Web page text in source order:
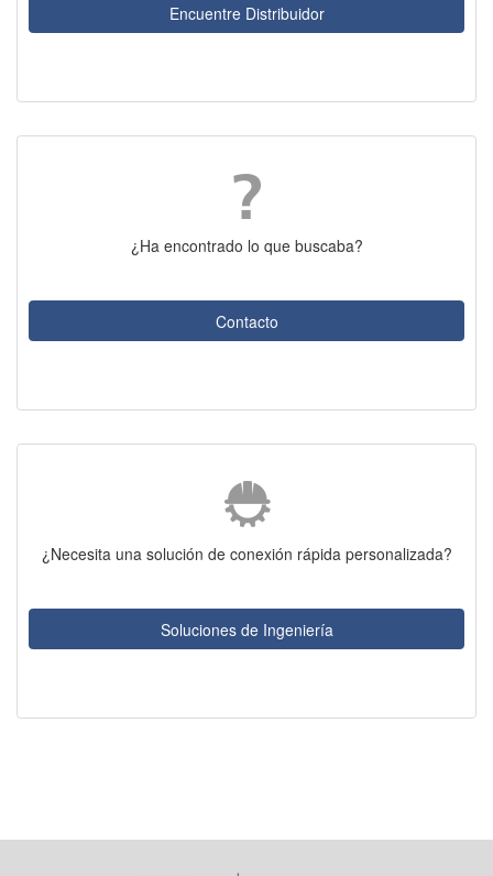
Encuentre Distribuidor
¿Ha encontrado lo que buscaba?
Contacto
¿Necesita una solución de conexión rápida personalizada?
Soluciones de Ingeniería